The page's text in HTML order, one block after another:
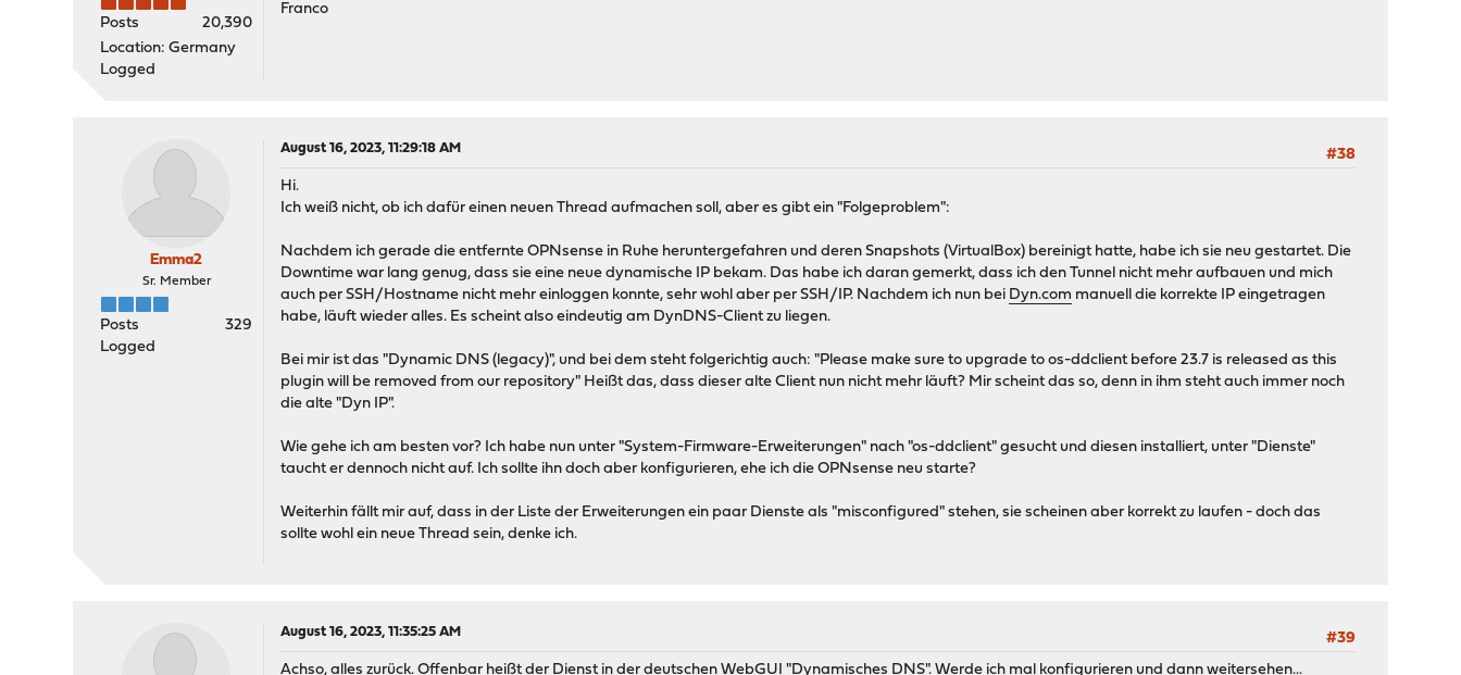
Posts
20,390
Location: Germany
Logged
Franco
Emma2
Sr. Member
Posts
329
Logged
August 16, 2023, 11:29:18 AM
#38
Hi.
Ich weiß nicht, ob ich dafür einen neuen Thread aufmachen soll, aber es gibt ein "Folgeproblem":
Nachdem ich gerade die entfernte OPNsense in Ruhe heruntergefahren und deren Snapshots (VirtualBox) bereinigt hatte, habe ich sie neu gestartet. Die
Downtime war lang genug, dass sie eine neue dynamische IP bekam. Das habe ich daran gemerkt, dass ich den Tunnel nicht mehr aufbauen und mich
auch per SSH/Hostname nicht mehr einloggen konnte, sehr wohl aber per SSH/IP. Nachdem ich nun bei Dyn.com manuell die korrekte IP eingetragen
habe, läuft wieder alles. Es scheint also eindeutig am DynDNS-Client zu liegen.
Bei mir ist das "Dynamic DNS (legacy)", und bei dem steht folgerichtig auch: "Please make sure to upgrade to os-ddclient before 23.7 is released as this
plugin will be removed from our repository" Heißt das, dass dieser alte Client nun nicht mehr läuft? Mir scheint das so, denn in ihm steht auch immer noch
die alte "Dyn IP".
Wie gehe ich am besten vor? Ich habe nun unter "System-Firmware-Erweiterungen" nach "os-ddclient" gesucht und diesen installiert, unter "Dienste"
taucht er dennoch nicht auf. Ich sollte ihn doch aber konfigurieren, ehe ich die OPNsense neu starte?
Weiterhin fällt mir auf, dass in der Liste der Erweiterungen ein paar Dienste als "misconfigured" stehen, sie scheinen aber korrekt zu laufen - doch das
sollte wohl ein neue Thread sein, denke ich.
August 16, 2023, 11:35:25 AM
#39
Achso, alles zurück. Offenbar heißt der Dienst in der deutschen WebGUI "Dynamisches DNS". Werde ich mal konfigurieren und dann weitersehen...